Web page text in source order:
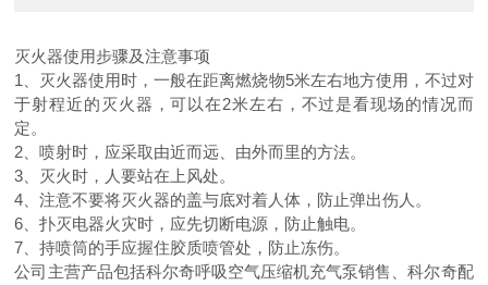
灭火器使用步骤及注意事项
1、灭火器使用时，一般在距离燃烧物5米左右地方使用，不过对
于射程近的灭火器，可以在2米左右，不过是看现场的情况而
定。
2、喷射时，应采取由近而远、由外而里的方法。
3、灭火时，人要站在上风处。
4、注意不要将灭火器的盖与底对着人体，防止弹出伤人。
6、扑灭电器火灾时，应先切断电源，防止触电。
7、持喷筒的手应握住胶质喷管处，防止冻伤。
公司主营产品包括科尔奇呼吸空气压缩机充气泵销售、科尔奇配